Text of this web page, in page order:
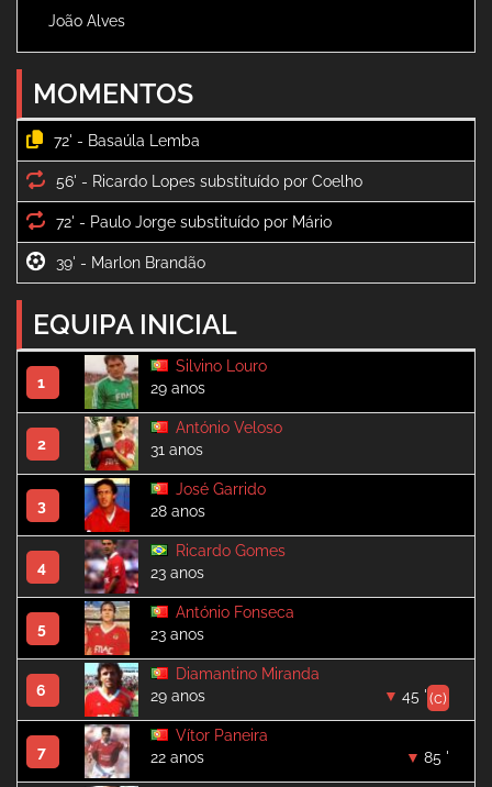
João Alves
MOMENTOS
72' -
56' -
72' -
39' -
EQUIPA INICIAL
1
Silvino Louro
29 anos
2
António Veloso
31 anos
3
José Garrido
28 anos
4
Ricardo Gomes
23 anos
5
António Fonseca
23 anos
6
Diamantino Miranda
(c)
29 anos 45 '
7
Vítor Paneira
22 anos
85 '